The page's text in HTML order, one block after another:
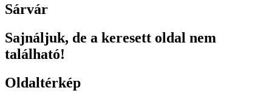
Sárvár
Sajnáljuk, de a keresett oldal nem
található!
Oldaltérkép